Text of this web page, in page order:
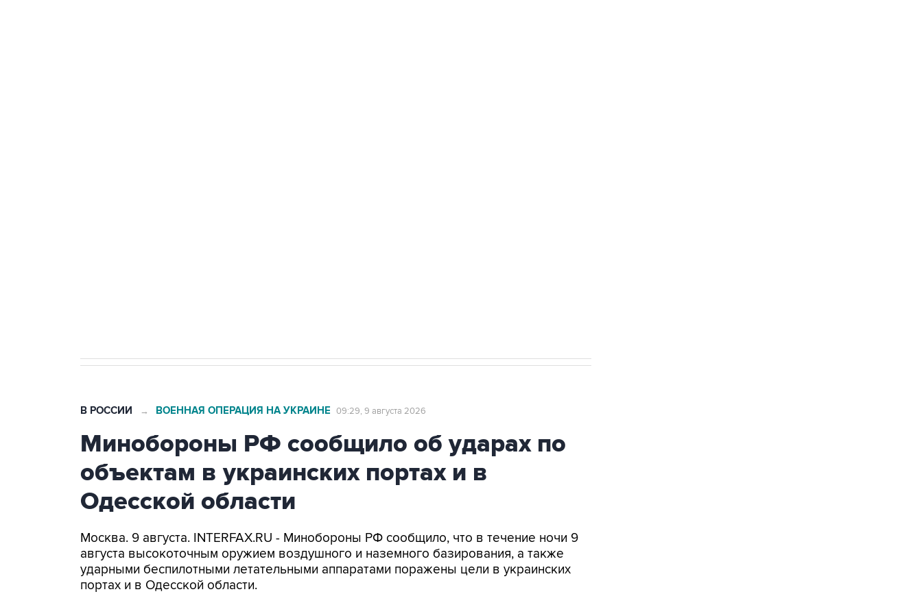
В РОССИИ → ВОЕННАЯ ОПЕРАЦИЯ НА УКРАИНЕ 09:29, 9 августа 2026
Минобороны РФ сообщило об ударах по
объектам в украинских портах и в
Одесской области
Москва. 9 августа. INTERFAX.RU - Минобороны РФ сообщило, что в течение ночи 9
августа высокоточным оружием воздушного и наземного базирования, а также
ударными беспилотными летательными аппаратами поражены цели в украинских
портах и в Одесской области.